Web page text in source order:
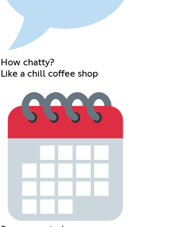
How chatty?
Like a chill coffee shop